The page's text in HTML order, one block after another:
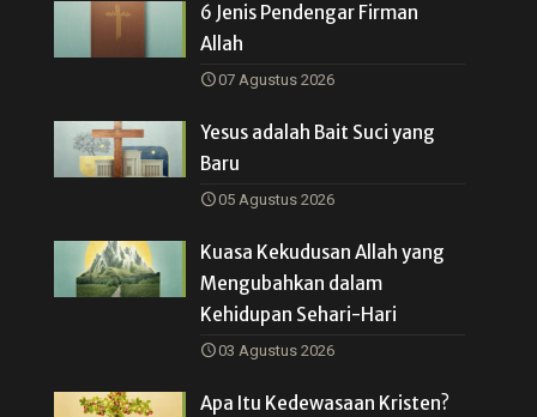
6 Jenis Pendengar Firman
Allah
07 Agustus 2026
Yesus adalah Bait Suci yang
Baru
05 Agustus 2026
Kuasa Kekudusan Allah yang
Mengubahkan dalam
Kehidupan Sehari-Hari
03 Agustus 2026
Apa Itu Kedewasaan Kristen?